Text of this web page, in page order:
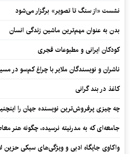
نشست «از سنگ تا تصویر» برگزار می‌شود
بدن به عنوان مهم‌ترین ماشین زندگی انسان
کودکان ایرانی و مطبوعات قجری
ناشران و نویسندگان ملایر با چراغ کم‌سو در
کاغذ در بند گرانی
چه چیزی پرفروش‌ترین نویسنده جهان را
جامعه‌ای که به مدرنیته نرسیده، چگونه هنر
واکاوی جایگاه ادبی و ویژگی‌های سبکی حزین